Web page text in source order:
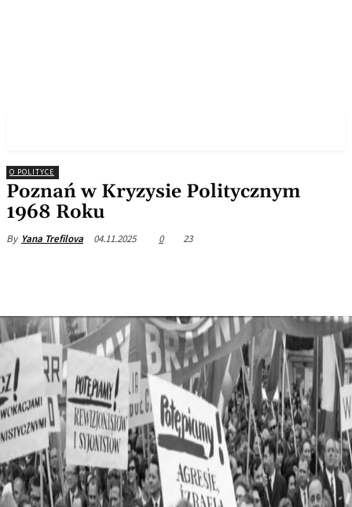
O POLITYCE
Poznań w Kryzysie Politycznym
1968 Roku
By Yana Trefilova 04.11.2025 0 23